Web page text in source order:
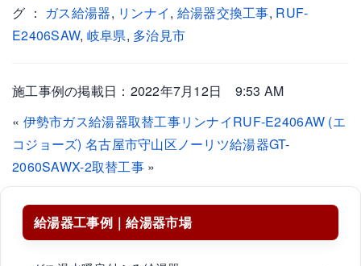
グ ： ガス給湯器, リンナイ, 給湯器交換工事, RUF-
E2406SAW, 岐阜県, 多治見市
施工事例の掲載日：2022年7月12日 9:53 AM
« 伊勢市ガス給湯器取替工事リンナイRUF-E2406AW (エ
コジョーズ) 名古屋市守山区ノーリツ給湯器GT-
2060SAWX-2取替工事»
給湯器工事例｜給湯器市場